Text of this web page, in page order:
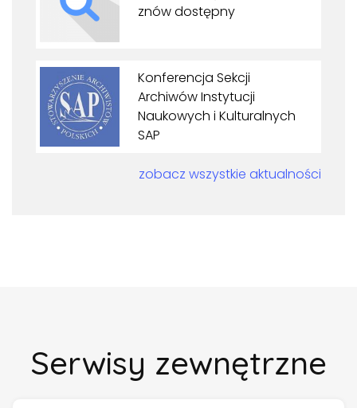
znów dostępny
Konferencja Sekcji
Archiwów Instytucji
Naukowych i Kulturalnych
SAP
zobacz wszystkie aktualności
Serwisy zewnętrzne